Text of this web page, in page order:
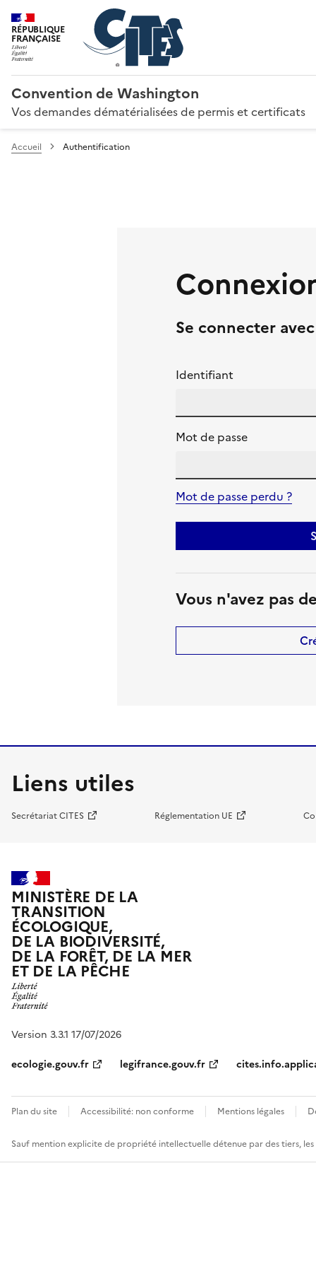
RÉPUBLIQUE
FRANÇAISE
Convention de Washington
Vos demandes dématérialisées de permis et certificats
Accueil Authentification
Se connecter
Identifiant
Mot de passe
Mot de passe perdu ?
Vous n'avez pas
Liens utiles
Secrétariat CITES Réglementation UE
MINISTÈRE DE LA
TRANSITION
ÉCOLOGIQUE,
DE LA BIODIVERSITÉ,
DE LA FORÊT, DE LA MER
ET DE LA PÊCHE
Version 3.3.1 17/07/2026
ecologie.gouv.fr
legifrance.gouv.fr
Plan du site Accessibilité: non conforme Mentions légales
Sauf mention explicite de propriété intellectuelle détenue par des tiers,